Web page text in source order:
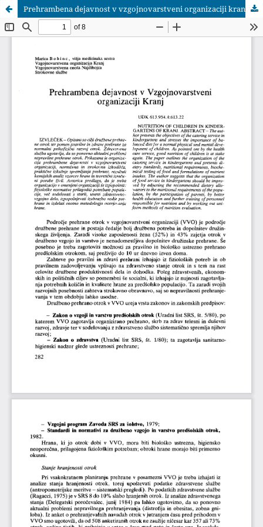
Prehrambena dejavnost v vzgojnovarstveni organizaciji kranj